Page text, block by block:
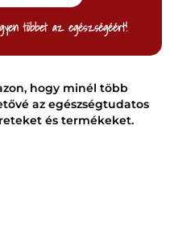
többet az egészségéért!
hogy minél több
az egészségtudatos
és termékeket.